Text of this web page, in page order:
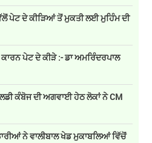
ਪੇਟ ਦੇ ਕੀੜਿਆਂ ਤੋਂ ਮੁਕਤੀ ਲਈ ਮੁਹਿੰਮ ਦੀ
ਪੇਟ ਦੇ ਕੀੜੇ :- ਡਾ ਅਮਰਿੰਦਰਪਾਲ
ਕੰਬੋਜ ਦੀ ਅਗਵਾਈ ਹੇਠ ਲੋਕਾਂ ਨੇ CM
ਨੇ ਵਾਲੀਬਾਲ ਖੇਡ ਮੁਕਾਬਲਿਆਂ ਵਿੱਚੋਂ